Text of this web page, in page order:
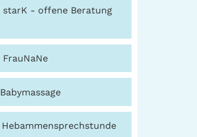
starK - offene Beratung
FrauNaNe
Babymassage
Hebammensprechstunde